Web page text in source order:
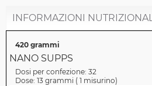
INFORMAZIONI
420 grammi
NANO SUPPS
Dosi per confezione: 32
Dose: 13 grammi ( 1 misurino)